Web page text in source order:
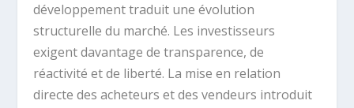
développement traduit une évolution
structurelle du marché. Les investisseurs
exigent davantage de transparence, de
réactivité et de liberté. La mise en relation
directe des acheteurs et des vendeurs introduit